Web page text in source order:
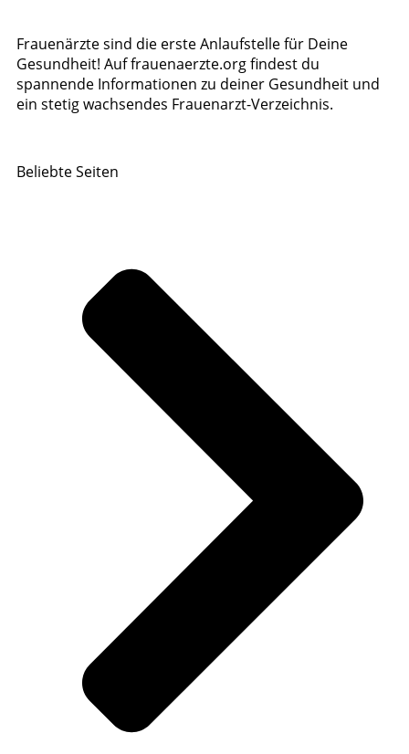
Frauenärzte sind die erste Anlaufstelle für Deine
Gesundheit! Auf frauenaerzte.org findest du
spannende Informationen zu deiner Gesundheit und
ein stetig wachsendes Frauenarzt-Verzeichnis.
Beliebte Seiten